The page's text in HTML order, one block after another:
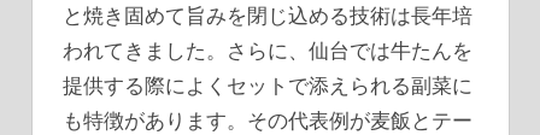
と焼き固めて旨みを閉じ込める技術は長年培
われてきました。さらに、仙台では牛たんを
提供する際によくセットで添えられる副菜に
も特徴があります。その代表例が麦飯とテー